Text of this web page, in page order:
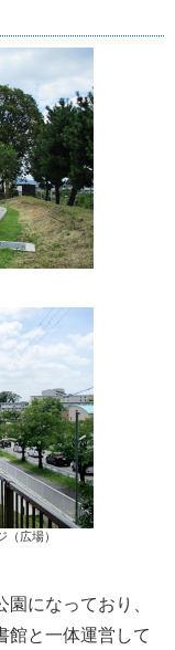
広場）
になっており、
館と一体運営して